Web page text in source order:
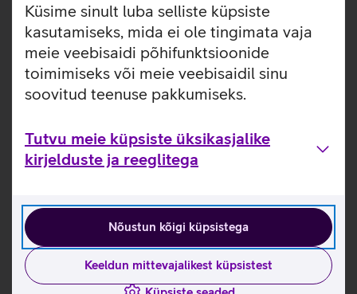
Küsime sinult luba selliste küpsiste
kasutamiseks, mida ei ole tingimata vaja
meie veebisaidi põhifunktsioonide
toimimiseks või meie veebisaidil sinu
soovitud teenuse pakkumiseks.
Tutvu meie küpsiste üksikasjalike
kirjelduste ja reeglitega
Nõustun kõigi küpsistega
Keeldun mittevajalikest küpsistest
Kasulikud lingid
Tootja kiirjuhend korvaklappidele Sony WH-
1000XM4_EST
Tutvu Sony WH-1000XM4 kõrvaklappide omadustega
Seotud artiklid ja videod